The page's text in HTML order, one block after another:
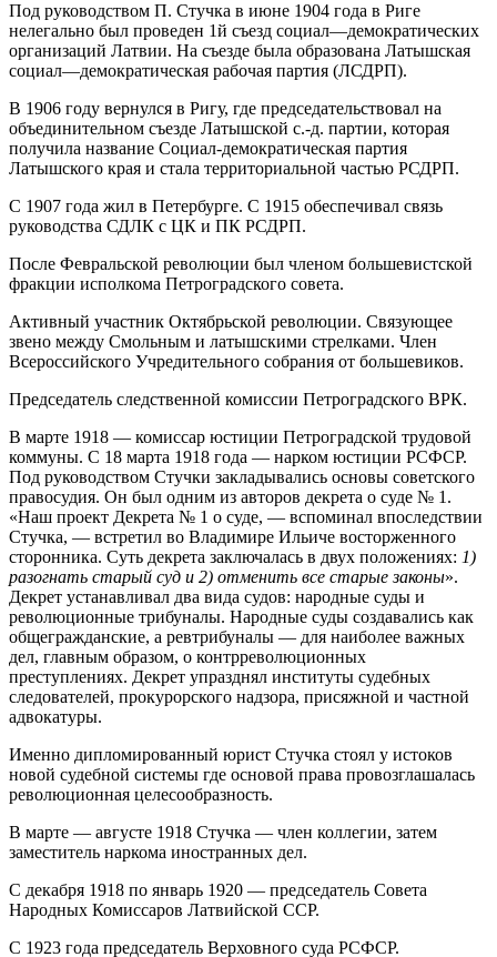
Под руководством П. Стучка в июне 1904 года в Риге
нелегально был проведен 1й съезд социал—демократических
организаций Латвии. На съезде была образована Латышская
социал—демократическая рабочая партия (ЛСДРП).
В 1906 году вернулся в Ригу, где председательствовал на
объединительном съезде Латышской с.-д. партии, которая
получила название Социал-демократическая партия
Латышского края и стала территориальной частью РСДРП.
С 1907 года жил в Петербурге. С 1915 обеспечивал связь
руководства СДЛК с ЦК и ПК РСДРП.
После Февральской революции был членом большевистской
фракции исполкома Петроградского совета.
Активный участник Октябрьской революции. Связующее
звено между Смольным и латышскими стрелками. Член
Всероссийского Учредительного собрания от большевиков.
Председатель следственной комиссии Петроградского ВРК.
В марте 1918 — комиссар юстиции Петроградской трудовой
коммуны. С 18 марта 1918 года — нарком юстиции РСФСР.
Под руководством Стучки закладывались основы советского
правосудия. Он был одним из авторов декрета о суде № 1.
«Наш проект Декрета № 1 о суде, — вспоминал впоследствии
Стучка, — встретил во Владимире Ильиче восторженного
сторонника. Суть декрета заключалась в двух положениях: 1)
разогнать старый суд и 2) отменить все старые законы».
Декрет устанавливал два вида судов: народные суды и
революционные трибуналы. Народные суды создавались как
общегражданские, а ревтрибуналы — для наиболее важных
дел, главным образом, о контрреволюционных
преступлениях. Декрет упразднял институты судебных
следователей, прокурорского надзора, присяжной и частной
адвокатуры.
Именно дипломированный юрист Стучка стоял у истоков
новой судебной системы где основой права провозглашалась
революционная целесообразность.
В марте — августе 1918 Стучка — член коллегии, затем
заместитель наркома иностранных дел.
С декабря 1918 по январь 1920 — председатель Совета
Народных Комиссаров Латвийской ССР.
С 1923 года председатель Верховного суда РСФСР.